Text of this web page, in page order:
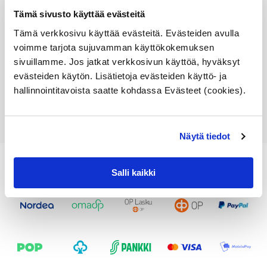
Tämä sivusto käyttää evästeitä
Tämä verkkosivu käyttää evästeitä. Evästeiden avulla
voimme tarjota sujuvamman käyttökokemuksen
sivuillamme. Jos jatkat verkkosivun käyttöä, hyväksyt
evästeiden käytön. Lisätietoja evästeiden käyttö- ja
hallinnointitavoista saatte kohdassa Evästeet (cookies).
Näytä tiedot
Salli kaikki
Varastossa,
toimitusaika 1-3pv
134,10
Lisää ostoskoriin